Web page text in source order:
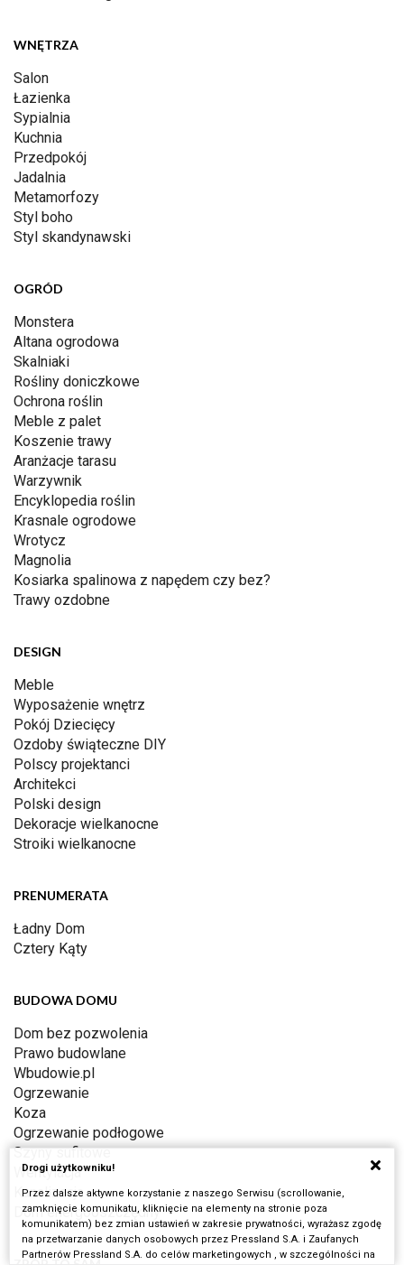
WNĘTRZA
Salon
Łazienka
Sypialnia
Kuchnia
Przedpokój
Jadalnia
Metamorfozy
Styl boho
Styl skandynawski
OGRÓD
Monstera
Altana ogrodowa
Skalniaki
Rośliny doniczkowe
Ochrona roślin
Meble z palet
Koszenie trawy
Aranżacje tarasu
Warzywnik
Encyklopedia roślin
Krasnale ogrodowe
Wrotycz
Magnolia
Kosiarka spalinowa z napędem czy bez?
Trawy ozdobne
DESIGN
Meble
Wyposażenie wnętrz
Pokój Dziecięcy
Ozdoby świąteczne DIY
Polscy projektanci
Architekci
Polski design
Dekoracje wielkanocne
Stroiki wielkanocne
PRENUMERATA
Ładny Dom
Cztery Kąty
BUDOWA DOMU
Dom bez pozwolenia
Prawo budowlane
Wbudowie.pl
Ogrzewanie
Koza
Ogrzewanie podłogowe
Szyny sufitowe
Wentylacja
Kanalizacja
Dom energooszczędny
Drogi użytkowniku!
Przez dalsze aktywne korzystanie z naszego Serwisu (scrollowanie,
zamknięcie komunikatu, kliknięcie na elementy na stronie poza
komunikatem) bez zmian ustawień w zakresie prywatności, wyrażasz zgodę
na przetwarzanie danych osobowych przez Pressland S.A. i Zaufanych
Partnerów Pressland S.A. do celów marketingowych , w szczególności na